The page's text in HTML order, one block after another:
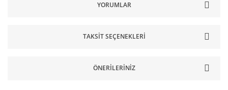
YORUMLAR
TAKSIT SEÇENEKLERI
ÖNERILERINIZ